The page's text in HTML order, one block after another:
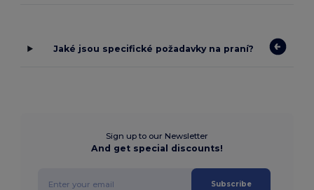
Jaké jsou specifické požadavky na praní?
Sign up to our Newsletter
And get special discounts!
Subscribe